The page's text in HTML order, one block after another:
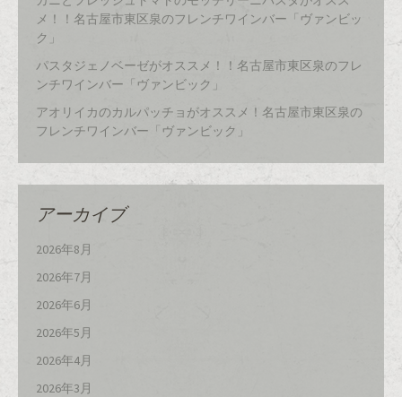
メ！！名古屋市東区泉のフレンチワインバー「ヴァンビッ
ク」
パスタジェノベーゼがオススメ！！名古屋市東区泉のフレ
ンチワインバー「ヴァンビック」
アオリイカのカルパッチョがオススメ！名古屋市東区泉の
フレンチワインバー「ヴァンビック」
アーカイブ
2026年8月
2026年7月
2026年6月
2026年5月
2026年4月
2026年3月